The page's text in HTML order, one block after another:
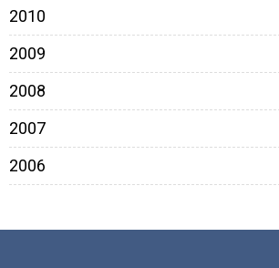
2010
2009
2008
2007
2006